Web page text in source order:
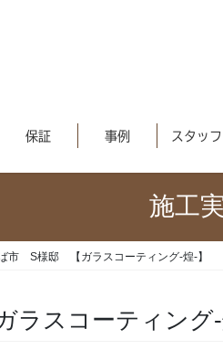
保証 事例 スタッフ
施工
市 S様邸 【ガラスコーティング-煌-】
スコーティング-